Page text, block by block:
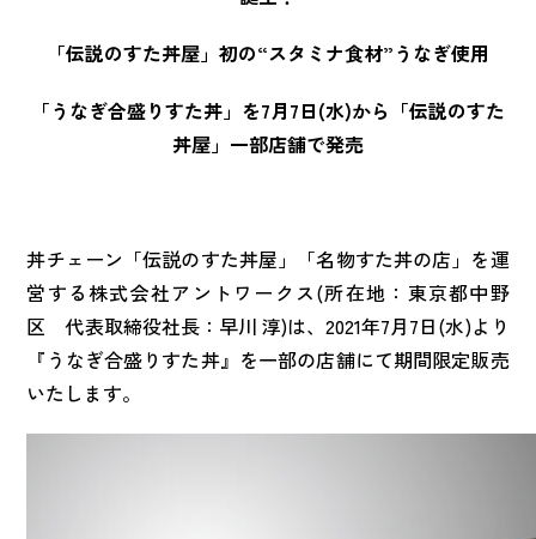
マイナビ
「伝説のすた丼屋」初の“スタミナ食材”うなぎ使用
「うなぎ合盛りすた丼」を7月7日(水)から「伝説のすた
丼屋」一部店舗で発売
丼チェーン「伝説のすた丼屋」「名物すた丼の店」を運
営する株式会社アントワークス(所在地：東京都中野
区 代表取締役社長：早川 淳)は、2021年7月7日(水)より
『うなぎ合盛りすた丼』を一部の店舗にて期間限定販売
いたします。